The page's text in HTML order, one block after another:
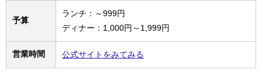
予算
ランチ：～999円
ディナー：1,000円～1,999円
営業時間 公式サイトをみてみる